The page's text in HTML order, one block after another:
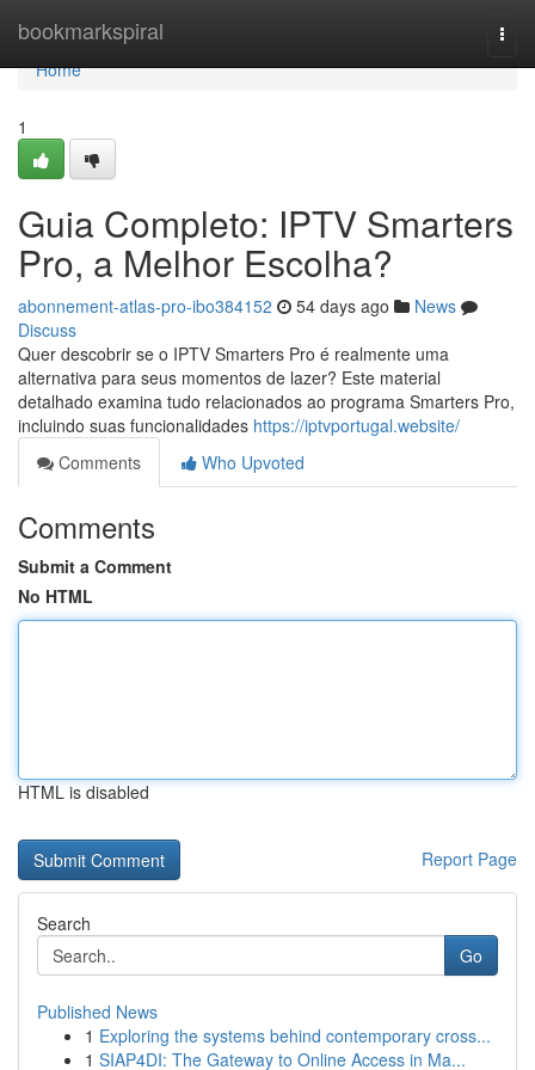
bookmarkspiral
Home
Home
1
Guia Completo: IPTV Smarters
Pro, a Melhor Escolha?
abonnement-atlas-pro-ibo384152 54 days ago
News
Discuss
Quer descobrir se o IPTV Smarters Pro é realmente uma
alternativa para seus momentos de lazer? Este material
detalhado examina tudo relacionados ao programa Smarters Pro,
incluindo suas funcionalidades https://iptvportugal.website/
Comments
Who Upvoted
Comments
Submit a Comment
No HTML
HTML is disabled
Report Page
Search
Go
Published News
1 Exploring the systems behind contemporary cross...
1 SIAP4DI: The Gateway to Online Access in Ma...